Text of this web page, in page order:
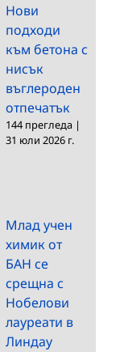
Нови
подходи
към бетона с
нисък
въглероден
отпечатък
144 прегледа |
31 юли 2026 г.
Млад учен
химик от
БАН се
срещна с
Нобелови
лауреати в
Линдау